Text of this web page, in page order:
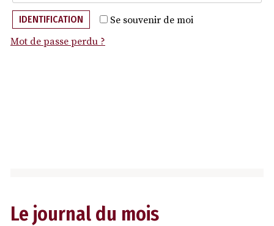
Se souvenir de moi
IDENTIFICATION
Mot de passe perdu ?
Le journal du mois